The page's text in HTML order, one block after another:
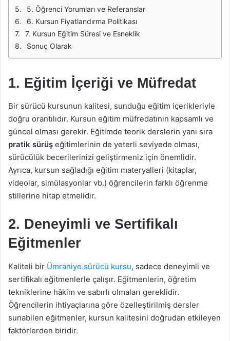
5. Öğrenci Yorumları ve Referanslar
6. Kursun Fiyatlandırma Politikası
7. Kursun Eğitim Süresi ve Esneklik
Sonuç Olarak
1. Eğitim İçeriği ve Müfredat
Bir sürücü kursunun kalitesi, sunduğu eğitim içerikleriyle
doğru orantılıdır. Kursun eğitim müfredatının kapsamlı ve
güncel olması gerekir. Eğitimde teorik derslerin yanı sıra
pratik sürüş eğitimlerinin de yeterli seviyede olması,
sürücülük becerilerinizi geliştirmeniz için önemlidir.
Ayrıca, kursun sağladığı eğitim materyalleri (kitaplar,
videolar, simülasyonlar vb.) öğrencilerin farklı öğrenme
stillerine hitap etmelidir.
2. Deneyimli ve Sertifikalı
Eğitmenler
Kaliteli bir Ümraniye sürücü kursu, sadece deneyimli ve
sertifikalı eğitmenlerle çalışır. Eğitmenlerin, öğretim
tekniklerine hâkim ve sabırlı olmaları gereklidir.
Öğrencilerin ihtiyaçlarına göre özelleştirilmiş dersler
sunabilen eğitmenler, kursun kalitesini doğrudan etkileyen
faktörlerden biridir.